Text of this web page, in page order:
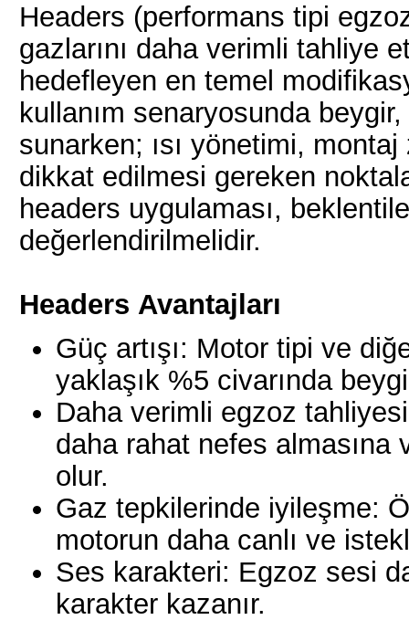
Headers (performans tipi
gazlarını daha verimli tahliye
hedefleyen en temel
kullanım senaryosunda
sunarken; ısı yönetimi,
dikkat edilmesi gereken
headers uygulaması,
değerlendirilmelidir.
Headers Avantajları
Güç artışı: Motor tipi ve
yaklaşık %5 civarında
Daha verimli egzoz
daha rahat nefes almasına
olur.
Gaz tepkilerinde iyileşme:
motorun daha canlı ve
Ses karakteri: Egzoz sesi
karakter kazanır.